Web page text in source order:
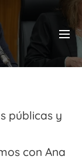
públicas y
con Ana